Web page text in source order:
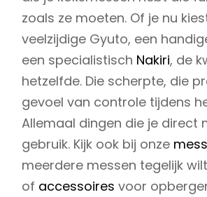
zoals ze moeten. Of je nu
veelzijdige Gyuto, een
een specialistisch Nakiri, de
hetzelfde. Die scherpte, die
gevoel van controle tijdens
Allemaal dingen die je direct
gebruik. Kijk ook bij onze
meerdere messen tegelijk wilt
of accessoires voor